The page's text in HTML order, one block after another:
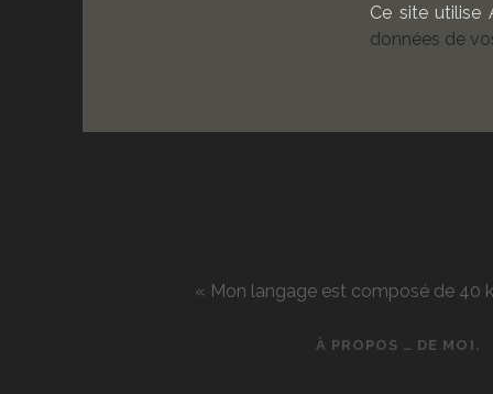
Ce site utilise
données de
« Mon langage est composé de 40
À PROPOS … DE MOI.